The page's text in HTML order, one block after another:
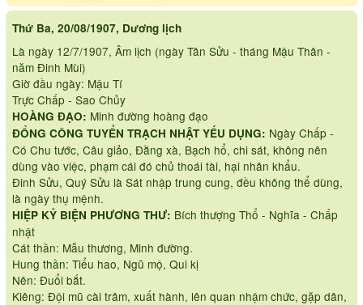
Thứ Ba, 20/08/1907, Dương lịch
Là ngày 12/7/1907, Âm lịch (ngày Tân Sửu - tháng Mậu Thân -
năm Đinh Mùi)
Giờ đầu ngày: Mậu Tí
Trực Chấp - Sao Chủy
HOÀNG ĐẠO: Minh đường hoàng đạo
ĐỔNG CÔNG TUYỂN TRẠCH NHẬT YẾU DỤNG: Ngày Chấp -
Có Chu tước, Câu giảo, Đằng xà, Bạch hổ, chi sát, không nên
dùng vào việc, phạm cái đó chủ thoái tài, hại nhân khẩu.
Đinh Sửu, Quý Sửu là Sát nhập trung cung, đều không thể dùng,
là ngày thụ mệnh.
HIỆP KỶ BIỆN PHƯƠNG THƯ: Bích thượng Thổ - Nghĩa - Chấp
nhật
Cát thần: Mẫu thương, Minh đường.
Hung thần: Tiểu hao, Ngũ mộ, Qui kị
Nên: Đuổi bắt.
Kiêng: Đội mũ cài trâm, xuất hành, lên quan nhậm chức, gặp dân,